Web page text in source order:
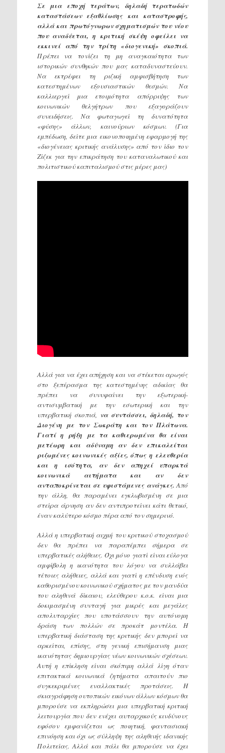
Σε μια εποχή τεράτων, δηλαδή τερατωδών
καταστάσεων εξαθλίωσης και καταστροφής,
αλλά και πρωτόγνωρων σχηματισμών του νέου
που αναδύεται, η κριτική σκέψη οφείλει να
εκκινεί από την τρίτη «διογενική» σκοπιά.
Πρέπει να τονίζει τη μη αναγκαιότητα των
ιστορικών συνθηκών που μας καταδυναστεύουν.
Να εκτρέφει τη ριζική αμφισβήτηση των
κατεστημένων εξουσιαστικών θεσμών. Να
καλλιεργεί μια ετοιμότητα απόρριψης των
κοινωνικών θελγήτρων που εξαγοράζουν
συνειδήσεις. Να φωταγωγεί τη δυνατότητα
«φύσης» άλλων, καινούριων κόσμων. (Για
εμπέδωση, δείτε μια εικονοποιημένη εφαρμογή της
«διογένειας κριτικής ανάλυσης» από τον ίδιο τον
Ζίζεκ για την επικράτηση του καταναλωτικού και
πολιτιστικού καπιταλισμού στις μέρες μας)
Αλλά για να έχει απήχηση και να στέκεται αρωγός
στο ξεπέρασμα της κατεστημένης αδικίας θα
πρέπει να συνυφαίνει την εξωτερική-
αντισυμβατική με την εσωτερική και την
υπερβατική σκοπιά, να συντάσσει, δηλαδή, τον
Διογένη με τον Σωκράτη και τον Πλάτωνα.
Γιατί η ρήξη με τα καθιερωμένα θα είναι
μετέωρη και αδύναμη αν δεν επικαλείται
ριζωμένες κοινωνικές αξίες, όπως η ελευθερία
και η ισότητα, αν δεν απηχεί υπαρκτά
κοινωνικά αιτήματα και αν δεν
ανταποκρίνεται σε υφιστάμενες ανάγκες. Από
την άλλη, θα παραμένει εγκλωβισμένη σε μια
στείρα άρνηση αν δεν αντιπροτείνει κάτι θετικό,
έναν καλύτερο κόσμο πέρα από τον σημερινό.
Αλλά η υπερβατική αιχμή του κριτικού στοχασμού
δεν θα πρέπει να παραπέμπει σήμερα σε
υπερβατικές αλήθειες. Όχι μόνο γιατί είναι εύλογα
αμφίβολη η ικανότητα του λόγου να συλλάβει
τέτοιες αλήθειες, αλλά και γιατί η επένδυση ενός
καθορισμένου κοινωνικού σχήματος με τον μανδύα
του αληθινά δίκαιου, ελεύθερου κ.ο.κ. είναι μια
δοκιμασμένη συνταγή για μικρές και μεγάλες
απολυταρχίες που υποτάσσουν την αυτόνομη
δράση των πολλών σε προκάτ μοντέλα. Η
υπερβατική διάσταση της κριτικής δεν μπορεί να
αρκείται, επίσης, στη γενική επισήμανση μιας
ικανότητας δημιουργίας νέων κοινωνικών σχέσεων.
Αυτή η επίκληση είναι σκόπιμη αλλά λίγη όταν
επιτακτικά κοινωνικά ζητήματα απαιτούν πιο
συγκεκριμένες εναλλακτικές προτάσεις. Η
σκιαγράφηση ουτοπικών εικόνων άλλων κόσμων θα
μπορούσε να εκπληρώσει μια υπερβατική κριτική
λειτουργία που δεν ενέχει αυταρχικούς κινδύνους
εφόσον εμφανίζεται ως ποιητική, φαντασιακή
επινόηση και όχι ως σύλληψη της αληθινής ιδανικής
Πολιτείας. Αλλά και πάλι θα μπορούσε να έχει